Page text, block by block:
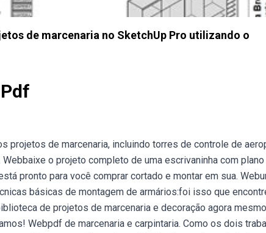
de marcenaria no SketchUp Pro utilizando o
projetos de marcenaria, incluindo torres de controle de
o projeto completo de uma escrivaninha com
pronto para você comprar cortado e montar em sua.
básicas de montagem de armários:foi isso que
de projetos de marcenaria e decoração agora
Webpdf de marcenaria e carpintaria. Como os dois